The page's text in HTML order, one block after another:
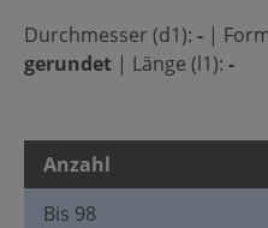
Durchmesser (d1): - |
gerundet | Länge (l1): -
Anzahl
Bis 98